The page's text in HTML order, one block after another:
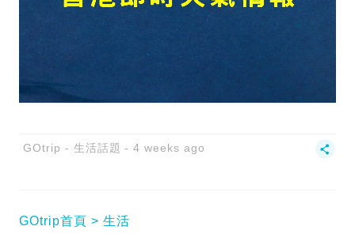
GOtrip - 生活話題 4 weeks ago
GOtrip首頁 生活